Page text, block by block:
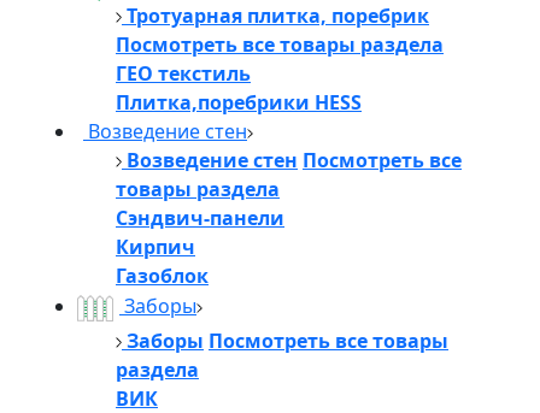
Тротуарная плитка, поребрик
Посмотреть все товары раздела
ГЕО текстиль
Плитка,поребрики HESS
Возведение стен
Возведение стен Посмотреть все
товары раздела
Сэндвич-панели
Кирпич
Газоблок
Заборы
Заборы Посмотреть все товары
раздела
ВИК